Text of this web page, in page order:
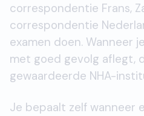
correspondentie Frans,
correspondentie
examen doen. Wanneer
met goed gevolg aflegt,
gewaardeerde NHA-
Je bepaalt zelf wanneer